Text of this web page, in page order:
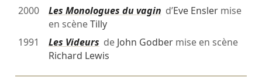
2000
Les Monologues du vagin d’Eve Enslermise
en scèneTilly
1991
Les Videurs de John Godbermise en scène
Richard Lewis